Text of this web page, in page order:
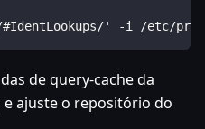
#IdentLookups/' -i /etc/
de query-cache da
ajuste o repositório do